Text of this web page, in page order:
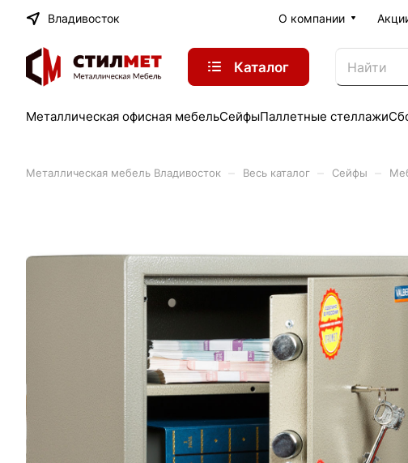
Владивосток О компании
Каталог
Металлическая офисная мебельСейфыПаллетные стеллажи
Металлическая мебель Владивосток Весь каталог Сейфы